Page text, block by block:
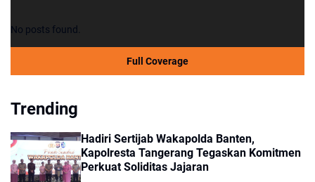
No posts found.
Full Coverage
Trending
Hadiri Sertijab Wakapolda Banten,
Kapolresta Tangerang Tegaskan Komitmen
Perkuat Soliditas Jajaran